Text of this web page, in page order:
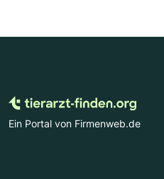
Ein Portal von Firmenweb.de